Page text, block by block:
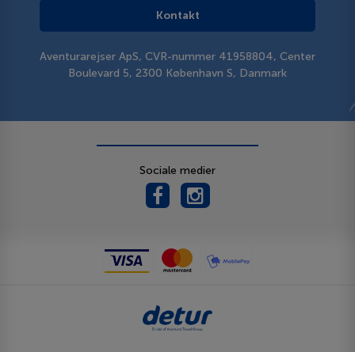
Kontakt
Aventurarejser ApS, CVR-nummer 41958804, Center
Boulevard 5, 2300 København S, Danmark
Sociale medier